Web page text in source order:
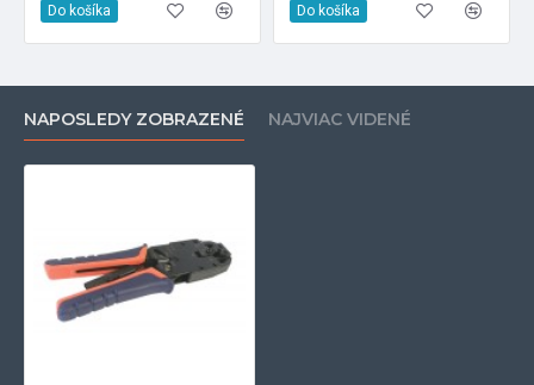
Do košíka Do košíka
NAPOSLEDY ZOBRAZENÉ NAJVIAC VIDENÉ